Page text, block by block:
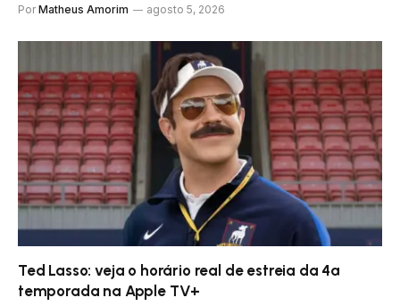
Por Matheus Amorim agosto 5, 2026
Ted Lasso: veja o horário real de estreia da 4ª
temporada na Apple TV+